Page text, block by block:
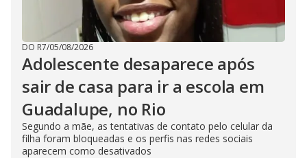
DO R7/05/08/2026
Adolescente desaparece após
sair de casa para ir a escola em
Guadalupe, no Rio
Segundo a mãe, as tentativas de contato pelo celular da
filha foram bloqueadas e os perfis nas redes sociais
aparecem como desativados